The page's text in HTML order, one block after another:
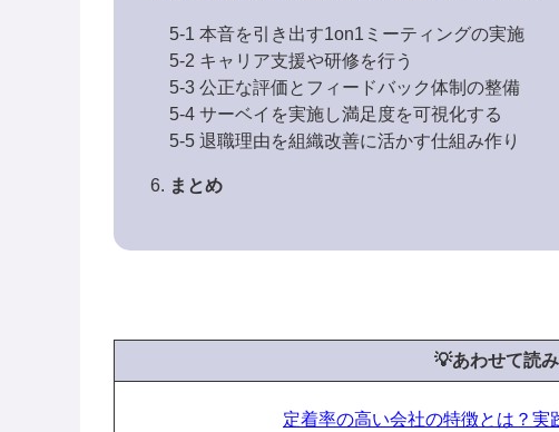
5-1 本音を引き出す1on1ミーティングの実施
5-2 キャリア支援や研修を行う
5-3 公正な評価とフィードバック体制の整備
5-4 サーベイを実施し満足度を可視化する
5-5 退職理由を組織改善に活かす仕組み作り
まとめ
💡あわせて読
定着率の高い会社の特徴とは？